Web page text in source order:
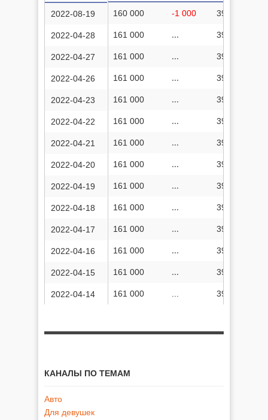
160 000 -1 000 39 739 980
161 000 ... 39 633 834
161 000 ... 39 633 194
161 000 ... 39 632 379
161 000 ... 39 629 651
161 000 ... 39 628 544
161 000 ... 39 627 622
161 000 ... 39 626 577
161 000 ... 39 625 418
161 000 ... 39 624 429
161 000 ... 39 623 411
161 000 ... 39 622 490
161 000 ... 39 621 775
161 000 ... 39 620 916
2022-08-19
2022-04-28
2022-04-27
2022-04-26
2022-04-23
2022-04-22
2022-04-21
2022-04-20
2022-04-19
2022-04-18
2022-04-17
2022-04-16
2022-04-15
2022-04-14
КАНАЛЫ ПО ТЕМАМ
Авто
Для девушек